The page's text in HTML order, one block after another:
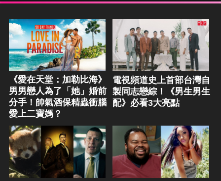
《愛在天堂：加勒比海》
男男戀人為了「她」婚前
分手！帥氣酒保精蟲衝腦
愛上二寶媽？
電視頻道史上首部台灣自
製同志戀綜！《男生男生
配》必看3大亮點